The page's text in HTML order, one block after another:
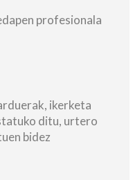
profesionala
ikerketa
ditu, urtero
bidez